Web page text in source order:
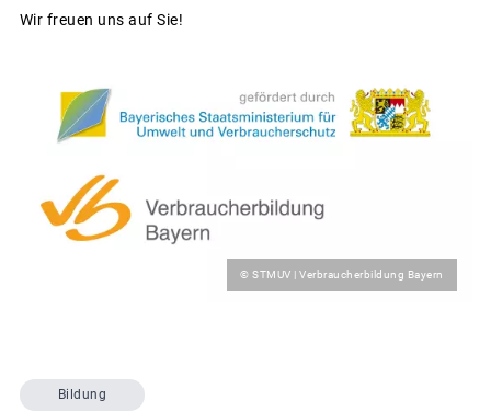
Wir freuen uns auf Sie!
© STMUV | Verbraucherbildung Bayern
Bildung